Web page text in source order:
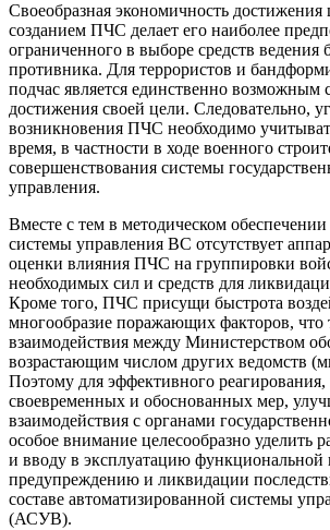
Своеобразная экономичность
созданием ПЧС делает его наиболее
ограниченного в выборе средств ведения
противника. Для террористов и
подчас является единственно возможным
достижения своей цели. Следовательно,
возникновения ПЧС необходимо
время, в частности в ходе военного
совершенствования системы
управления.
Вместе с тем в методическом
системы управления ВС отсутствует
оценки влияния ПЧС на группировки
необходимых сил и средств для
Кроме того, ПЧС присущи быстрота
многообразие поражающих факторов, что
взаимодействия между Министерством
возрастающим числом других ведомств
Поэтому для эффективного
своевременных и обоснованных мер,
взаимодействия с органами
особое внимание целесообразно уделить
и вводу в эксплуатацию функциональной
предупреждению и ликвидации
составе автоматизированной системы
(АСУВ).